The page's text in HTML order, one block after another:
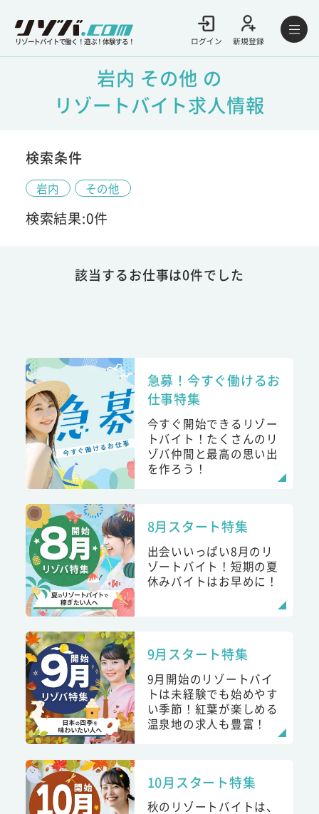
リゾートバイトで働く！遊ぶ！体験する！ ログイン 新規登録
岩内 その他 の
リゾートバイト求人情報
検索条件
岩内 その他
検索結果:0件
該当するお仕事は0件でした
急募！今すぐ働けるお
仕事特集
今すぐ開始できるリゾー
トバイト！たくさんのリ
ゾバ仲間と最高の思い出
を作ろう！
8月スタート特集
出会いいっぱい8月のリ
ゾートバイト！短期の夏
休みバイトはお早めに！
9月スタート特集
9月開始のリゾートバイ
トは未経験でも始めやす
い季節！紅葉が楽しめる
温泉地の求人も豊富！
10月スタート特集
秋のリゾートバイトは、